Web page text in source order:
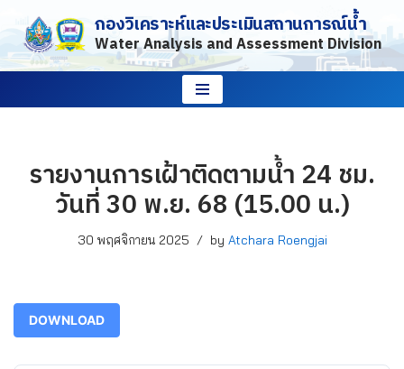
Skip
to
กองวิเคราะห์และประเมินสถานการณ์น้ำ
Water Analysis and Assessment Division
รายงานการเฝ้าติดตามน้ำ 24 ชม.
วันที่ 30 พ.ย. 68 (15.00 น.)
30 พฤศจิกายน 2025 by Atchara Roengjai
DOWNLOAD